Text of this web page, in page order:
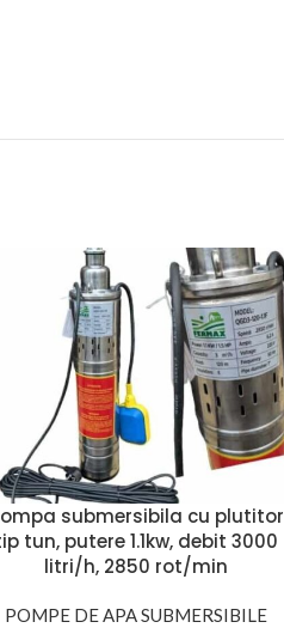
submersibila cu plutitor
tun, putere 1.1kw, debit 3000
litri/h, 2850 rot/min
POMPE DE APA SUBMERSIBILE